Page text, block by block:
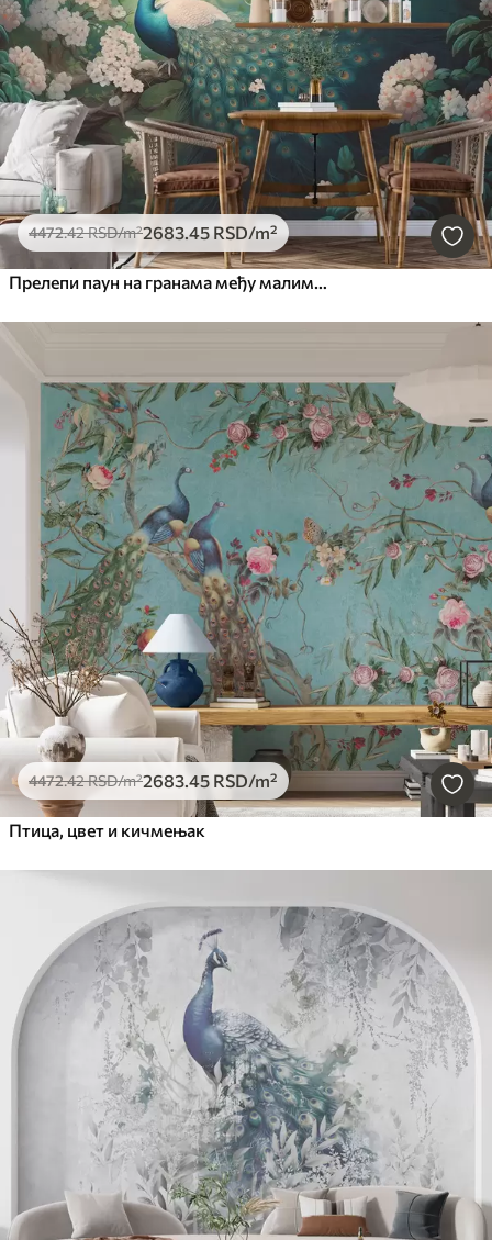
Ресетујте све
4472.42RSD/m²2683.45 RSD/m²
Прелепи паун на гранама међу малим цвећем
4472.42RSD/m²2683.45 RSD/m²
Птица, цвет и кичмењак